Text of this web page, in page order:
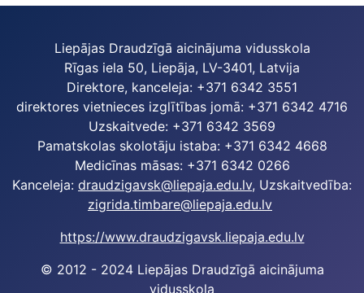
Liepājas Draudzīgā aicinājuma vidusskola
Rīgas iela 50, Liepāja, LV-3401, Latvija
Direktore, kanceleja: +371 6342 3551
direktores vietnieces izglītības jomā: +371 6342 4716
Uzskaitvede: +371 6342 3569
Pamatskolas skolotāju istaba: +371 6342 4668
Medicīnas māsas: +371 6342 0266
Kanceleja: draudzigavsk@liepaja.edu.lv, Uzskaitvedība:
zigrida.timbare@liepaja.edu.lv
https://www.draudzigavsk.liepaja.edu.lv
© 2012 - 2024 Liepājas Draudzīgā aicinājuma
vidusskola